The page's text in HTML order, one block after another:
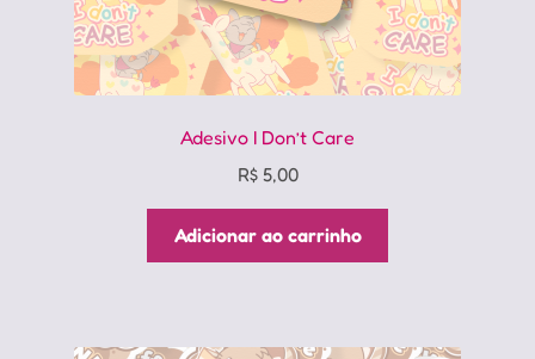
Adesivo I Don’t Care
R$5,00
Adicionar ao carrinho